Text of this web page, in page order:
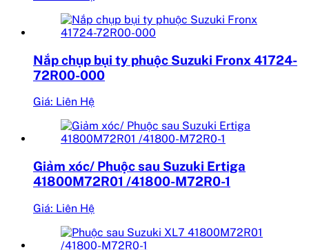
Nắp chụp bụi ty phuộc Suzuki Fronx 41724-
72R00-000
Giá: Liên Hệ
Giảm xóc/ Phuộc sau Suzuki Ertiga
41800M72R01 /41800-M72R0-1
Giá: Liên Hệ